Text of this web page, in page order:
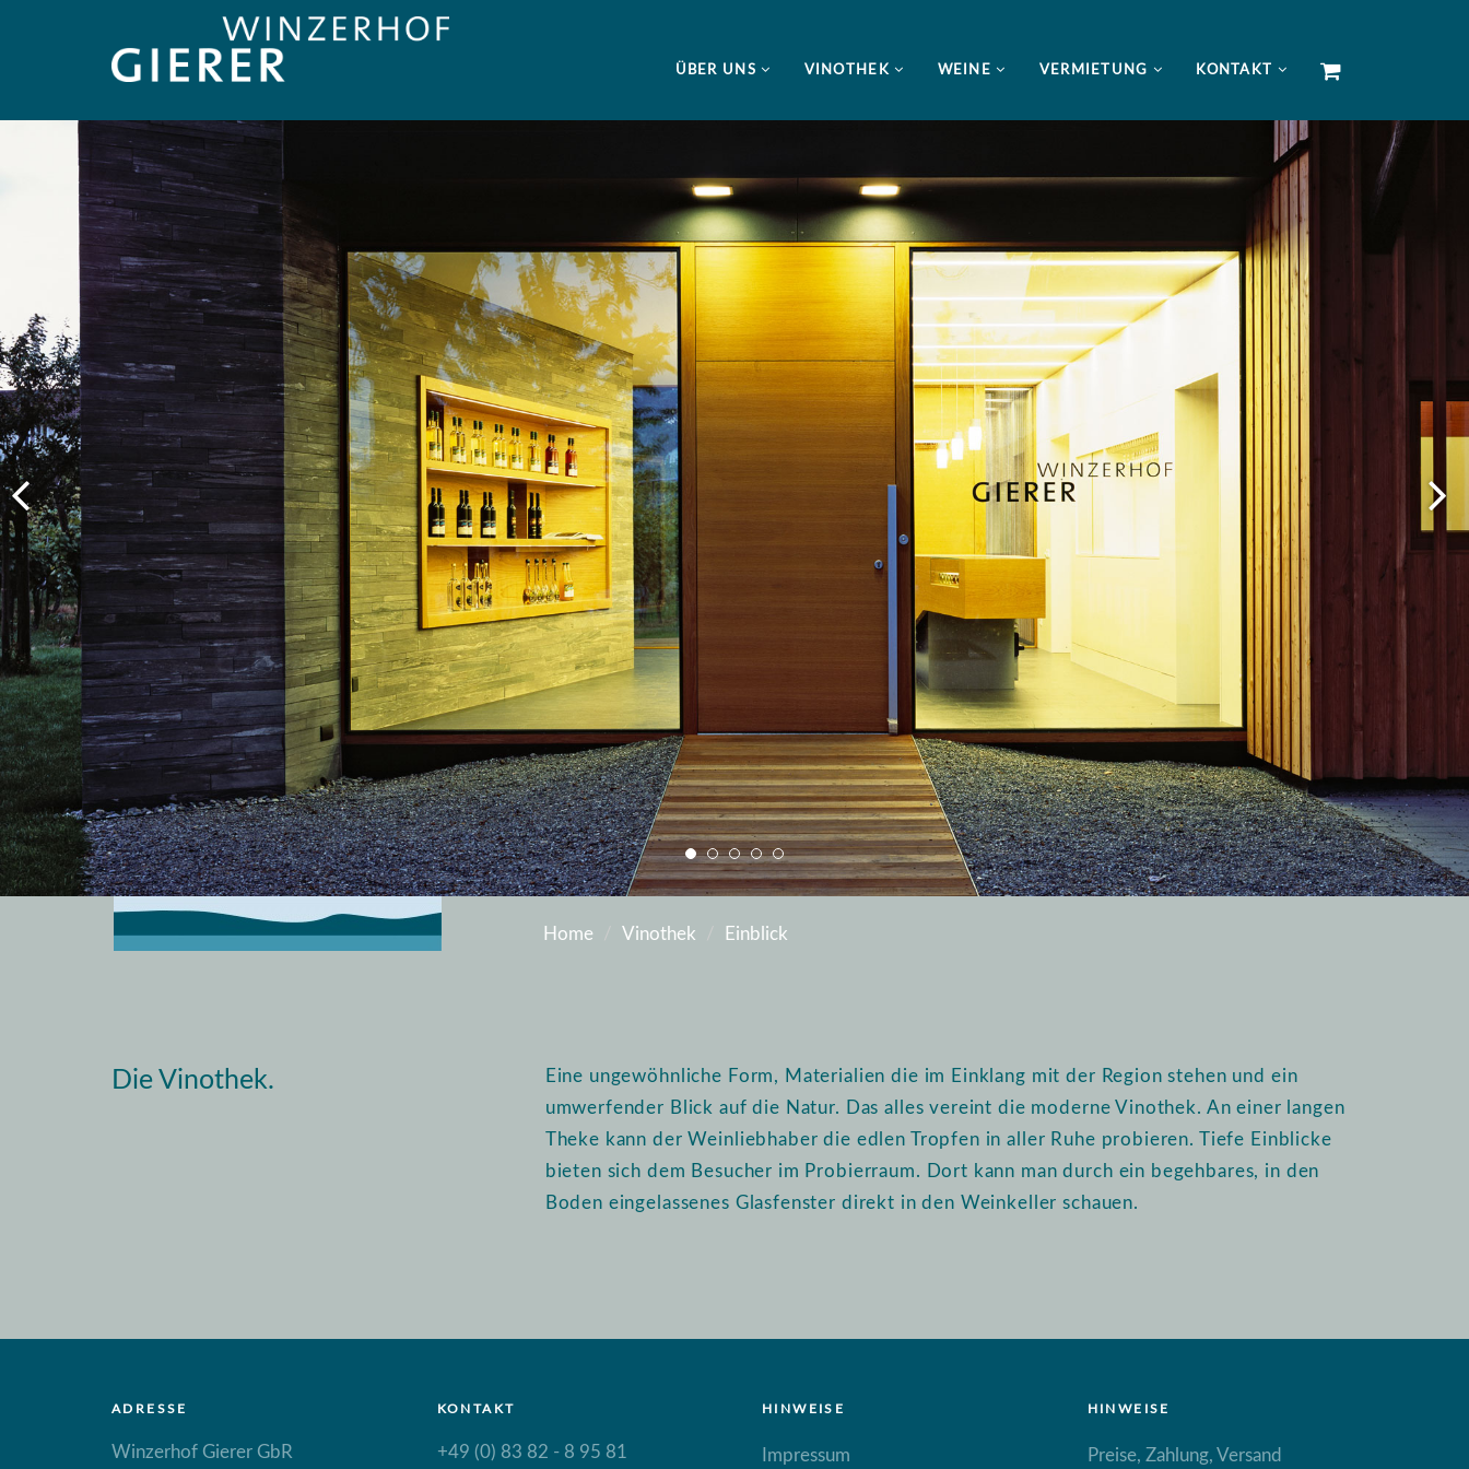
ÜBER UNS VINOTHEK WEINE VERMIETUNG KONTAKT
Home Vinothek Einblick
Die Vinothek.
Eine ungewöhnliche Form, Materialien die im Einklang mit der Region stehen und ein
umwerfender Blick auf die Natur. Das alles vereint die moderne Vinothek. An einer langen
Theke kann der Weinliebhaber die edlen Tropfen in aller Ruhe probieren. Tiefe Einblicke
bieten sich dem Besucher im Probierraum. Dort kann man durch ein begehbares, in den
Boden eingelassenes Glasfenster direkt in den Weinkeller schauen.
ADRESSE
Winzerhof Gierer GbR
KONTAKT
+49 (0) 83 82 - 8 95 81
HINWEISE
Impressum
HINWEISE
Preise, Zahlung, Versand